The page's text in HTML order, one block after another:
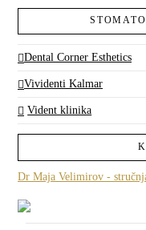
Dental Corner Esthetics
Vividenti Kalmar
Vident klinika
Dr Maja Velimirov -